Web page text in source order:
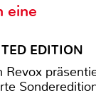
eine
EDITION
Revox